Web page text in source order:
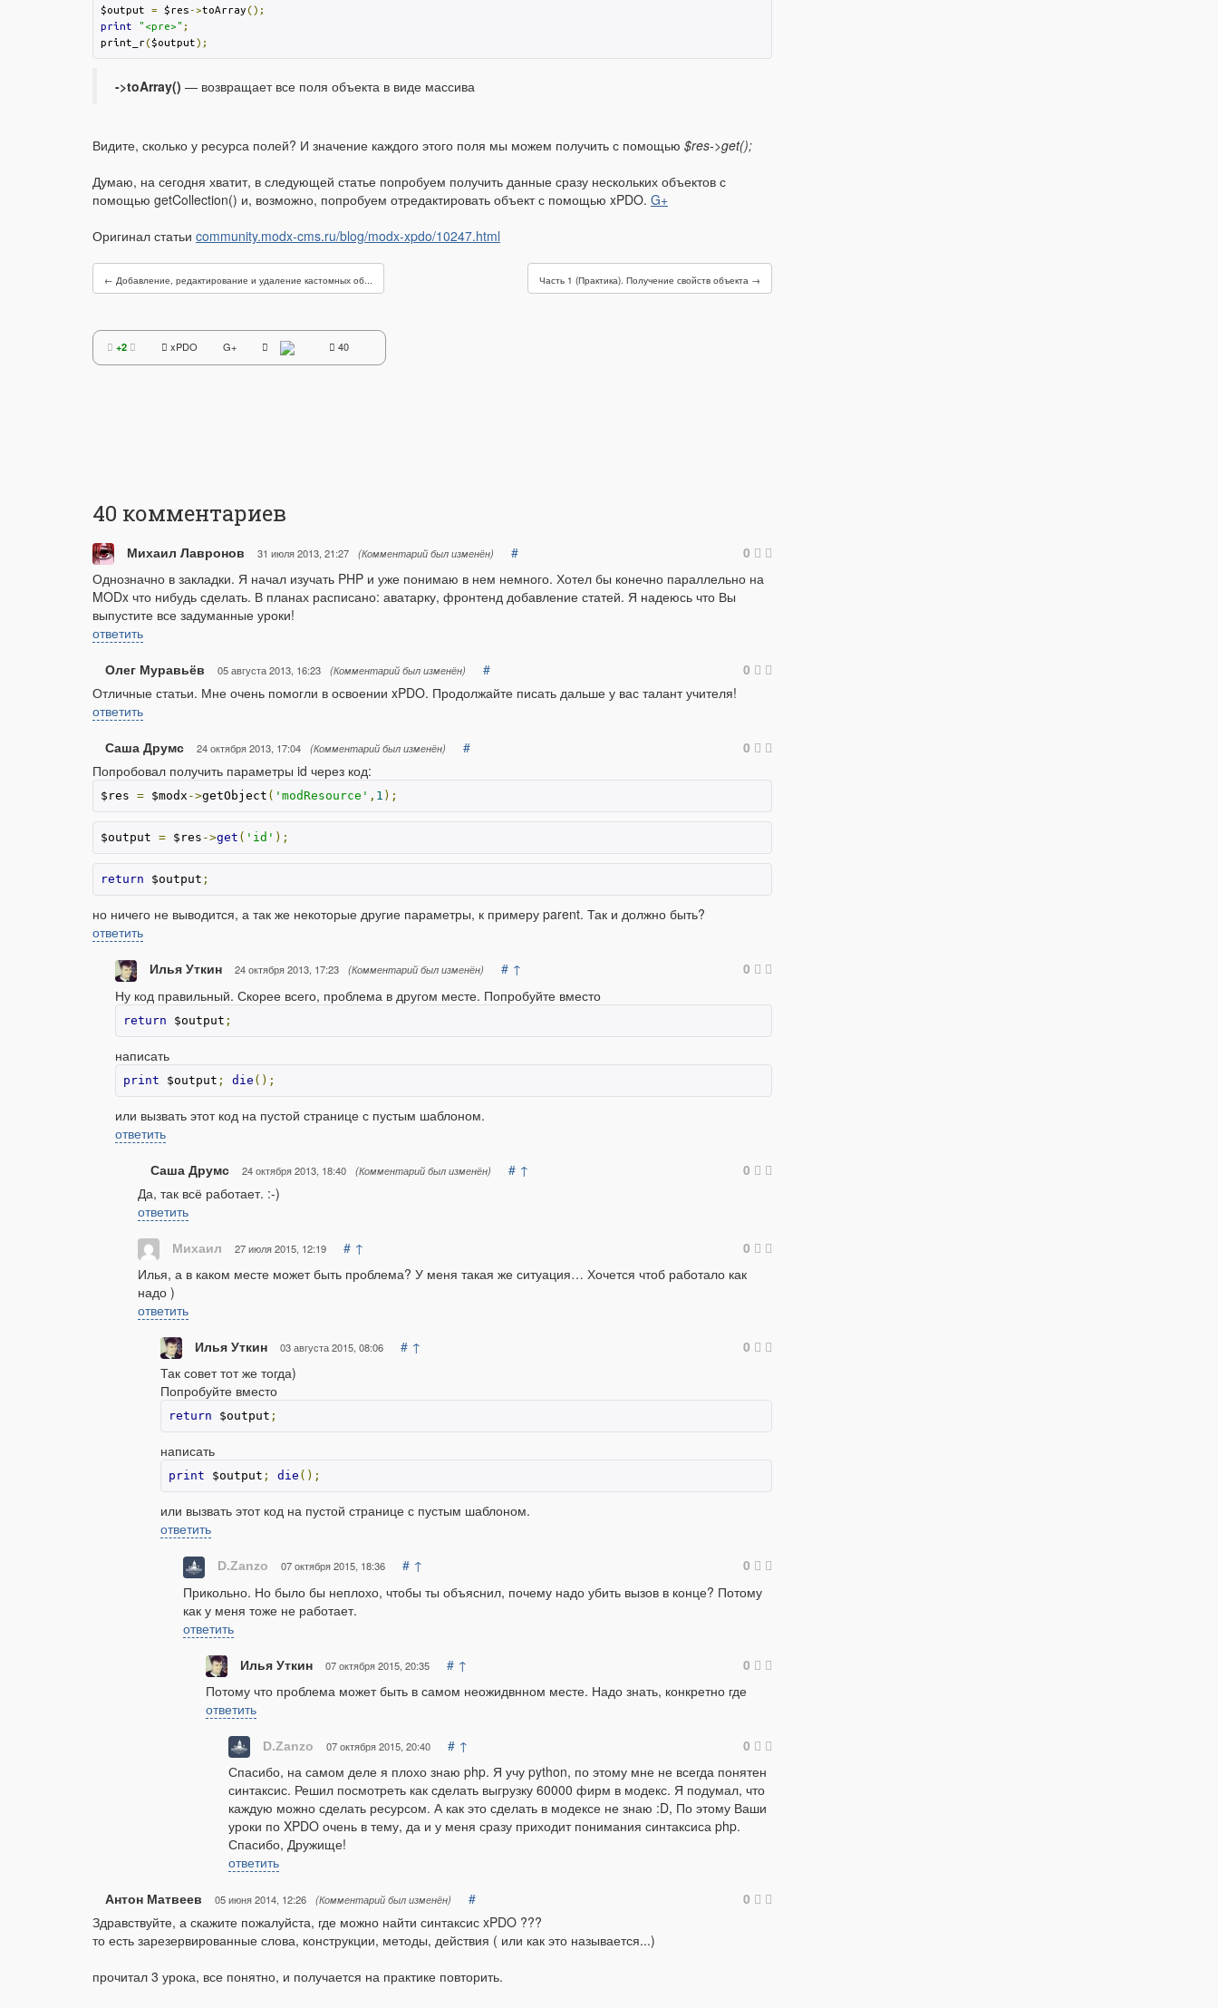
$output = $res->toArray();
print
"<pre>" ;
print_r($output);
->toArray() — возвращает все поля объекта в виде массива
Видите, сколько у ресурса полей? И значение каждого этого поля мы можем получить с помощью $res->get();
Думаю, на сегодня хватит, в следующей статье попробуем получить данные сразу нескольких объектов с
помощью getCollection() и, возможно, попробуем отредактировать объект с помощью xPDO. G+
Оригинал статьи community.modx-cms.ru/blog/modx-xpdo/10247.html
← Добавление, редактирование и удаление кастомных об... Часть 1 (Практика). Получение свойств объекта →
+2 xPDO G+ 40
40 комментариев
Михаил Лавронов 31 июля 2013, 21:27 (Комментарий был изменён) #
0
Однозначно в закладки. Я начал изучать PHP и уже понимаю в нем немного. Хотел бы конечно параллельно на
MODx что нибудь сделать. В планах расписано: аватарку, фронтенд добавление статей. Я надеюсь что Вы
выпустите все задуманные уроки!
ответить
Олег Муравьёв 05 августа 2013, 16:23 (Комментарий был изменён) #
0
Отличные статьи. Мне очень помогли в освоении xPDO. Продолжайте писать дальше у вас талант учителя!
ответить
Саша Друмс 24 октября 2013, 17:04 (Комментарий был изменён) #
0
Попробовал получить параметры id через код:
$res = $modx ->getObject ( 'modResource' , 1 );
$output = $res ->get ( 'id' );
return $output ;
но ничего не выводится, а так же некоторые другие параметры, к примеру parent. Так и должно быть?
ответить
Илья Уткин 24 октября 2013, 17:23 (Комментарий был изменён) # ↑
0
Ну код правильный. Скорее всего, проблема в другом месте. Попробуйте вместо
return $output ;
написать
print $output ; die ();
или вызвать этот код на пустой странице с пустым шаблоном.
ответить
Саша Друмс 24 октября 2013, 18:40 (Комментарий был изменён) # ↑
0
Да, так всё работает. :-)
ответить
Михаил 27 июля 2015, 12:19 # ↑
0
Илья, а в каком месте может быть проблема? У меня такая же ситуация… Хочется чтоб работало как
надо )
ответить
Илья Уткин 03 августа 2015, 08:06 # ↑
0
Так совет тот же тогда)
Попробуйте вместо
return $output ;
написать
print $output ; die ();
или вызвать этот код на пустой странице с пустым шаблоном.
ответить
D.Zanzo 07 октября 2015, 18:36 # ↑
0
Прикольно. Но было бы неплохо, чтобы ты объяснил, почему надо убить вызов в конце? Потому
как у меня тоже не работает.
ответить
Илья Уткин 07 октября 2015, 20:35 # ↑
0
Потому что проблема может быть в самом неожидвнном месте. Надо знать, конкретно где
ответить
D.Zanzo 07 октября 2015, 20:40 # ↑
0
Спасибо, на самом деле я плохо знаю php. Я учу python, по этому мне не всегда понятен
синтаксис. Решил посмотреть как сделать выгрузку 60000 фирм в модекс. Я подумал, что
каждую можно сделать ресурсом. А как это сделать в модексе не знаю :D, По этому Ваши
уроки по XPDO очень в тему, да и у меня сразу приходит понимания синтаксиса php.
Спасибо, Дружище!
ответить
Антон Матвеев 05 июня 2014, 12:26 (Комментарий был изменён) #
0
Здравствуйте, а скажите пожалуйста, где можно найти синтаксис xPDO ???
то есть зарезервированные слова, конструкции, методы, действия ( или как это называется...)
прочитал 3 урока, все понятно, и получается на практике повторить.